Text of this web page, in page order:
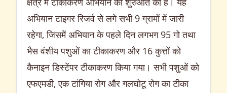
अभियान टाइगर रिजर्व से लगे सभी 9 ग्रामों में जारी
रहेगा, जिसमें अभियान के पहले दिन लगभग 95 गो तथा
भैस वंशीय पशुओं का टीकाकरण और 16 कुत्तों को
कैनाइन डिस्टेंपर टीकाकरण किया गया। सभी पशुओं को
एफएमडी, एक टांगिया रोग और गलघोटू रोग का टीका